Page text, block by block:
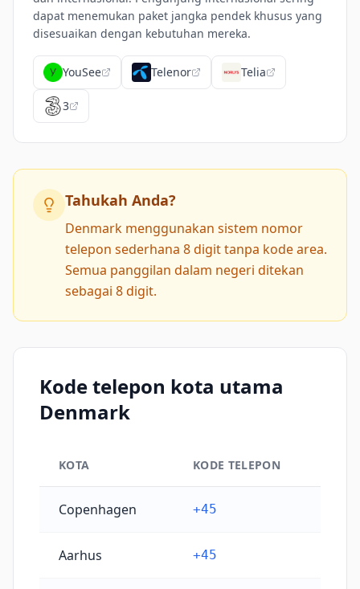
dapat menemukan paket jangka pendek khusus yang
disesuaikan dengan kebutuhan mereka.
YouSee Telenor Telia
3
Tahukah Anda?
Denmark menggunakan sistem nomor
telepon sederhana 8 digit tanpa kode area.
Semua panggilan dalam negeri ditekan
sebagai 8 digit.
Kode telepon kota utama
Denmark
KOTA KODE TELEPON
Copenhagen +45
Aarhus +45